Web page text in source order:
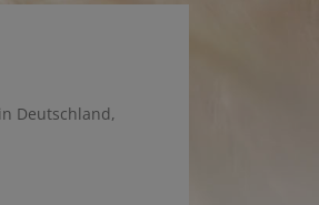
Deutschland,